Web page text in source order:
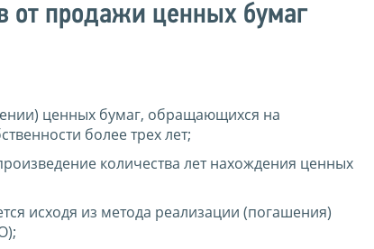
от продажи ценных бумаг
ценных бумаг, обращающихся на
более трех лет;
количества лет нахождения ценных
исходя из метода реализации (погашения)